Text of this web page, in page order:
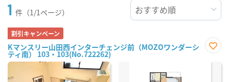
1 件（1/1ページ）
割引キャンペーン
Kマンスリー山田西インターチェンジ前（MOZOワンダーシ
ティ南） 103・103(No.722262)
に入